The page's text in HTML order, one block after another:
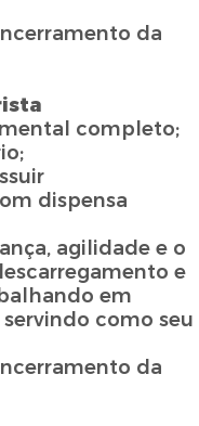
da
completo;
dispensa
agilidade e o
e
em
como seu
da